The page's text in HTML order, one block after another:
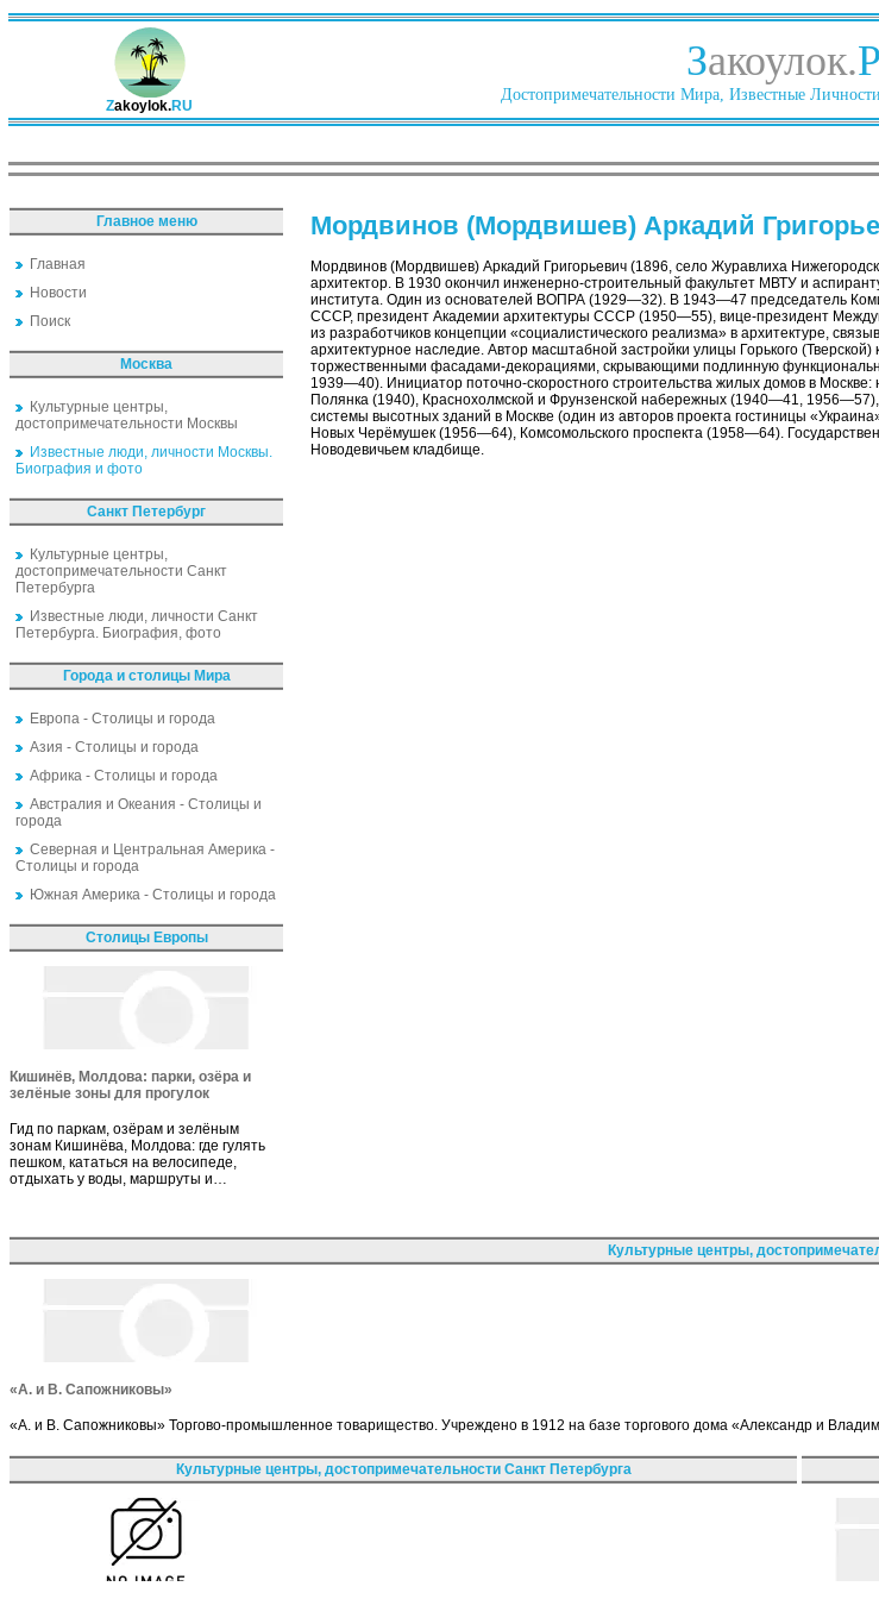
Zakoylok.RU
Закоулок.
Достопримечательности Мира, Известные
Главное меню
Главная
Новости
Поиск
Москва
Культурные центры,
достопримечательности Москвы
Известные люди, личности Москвы.
Биография и фото
Санкт Петербург
Культурные центры,
достопримечательности Санкт
Петербурга
Известные люди, личности Санкт
Петербурга. Биография, фото
Города и столицы Мира
Европа - Столицы и города
Азия - Столицы и города
Африка - Столицы и города
Австралия и Океания - Столицы и
города
Северная и Центральная Америка -
Столицы и города
Южная Америка - Столицы и города
Столицы Европы
Кишинёв, Молдова: парки, озёра и
зелёные зоны для прогулок
Гид по паркам, озёрам и зелёным
зонам Кишинёва, Молдова: где гулять
пешком, кататься на велосипеде,
отдыхать у воды, маршруты и…
Мордвинов (Мордвишев) Аркадий
Мордвинов (Мордвишев) Аркадий Григорьевич (1896, село Журавлиха
архитектор. В 1930 окончил инженерно-строительный факультет МВТУ и
института. Один из основателей ВОПРА (1929—32). В 1943—47 председатель
СССР, президент Академии архитектуры СССР (1950—55), вице-президент
из разработчиков концепции «социалистического реализма» в архитектуре,
архитектурное наследие. Автор масштабной застройки улицы Горького
торжественными фасадами-декорациями, скрывающими подлинную
1939—40). Инициатор поточно-скоростного строительства жилых домов в
Полянка (1940), Краснохолмской и Фрунзенской набережных (1940—41,
системы высотных зданий в Москве (один из авторов проекта гостиницы
Новых Черёмушек (1956—64), Комсомольского проспекта (1958—64).
Новодевичьем кладбище.
Культурные центры,
«А. и В. Сапожниковы»
«А. и В. Сапожниковы» Торгово-промышленное товарищество. Учреждено в 1912 на базе торгового дома «Александр и
Культурные центры, достопримечательности Санкт Петербурга